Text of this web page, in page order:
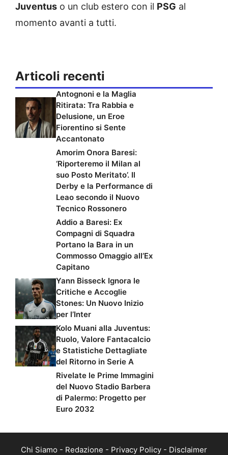
Juventus o un club estero con il PSG al
momento avanti a tutti.
Articoli recenti
Antognoni e la Maglia
Ritirata: Tra Rabbia e
Delusione, un Eroe
Fiorentino si Sente
Accantonato
Amorim Onora Baresi:
‘Riporteremo il Milan al
suo Posto Meritato’. Il
Derby e la Performance di
Leao secondo il Nuovo
Tecnico Rossonero
Addio a Baresi: Ex
Compagni di Squadra
Portano la Bara in un
Commosso Omaggio all’Ex
Capitano
Yann Bisseck Ignora le
Critiche e Accoglie
Stones: Un Nuovo Inizio
per l’Inter
Kolo Muani alla Juventus:
Ruolo, Valore Fantacalcio
e Statistiche Dettagliate
del Ritorno in Serie A
Rivelate le Prime Immagini
del Nuovo Stadio Barbera
di Palermo: Progetto per
Euro 2032
Chi Siamo - Redazione - Privacy Policy - Disclaimer